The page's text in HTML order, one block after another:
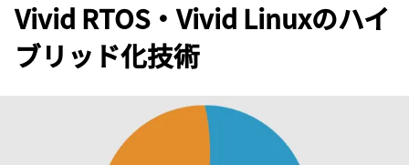
Vivid RTOS・Vivid Linuxのハイ
ブリッド化技術